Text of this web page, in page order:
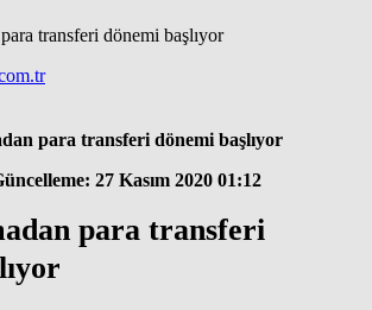
para transferi dönemi başlıyor
27 Kasım 2020 01:12
para transferi